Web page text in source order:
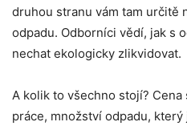
druhou stranu vám tam určitě
odpadu. Odborníci vědí, jak s
nechat ekologicky zlikvidovat.
A kolik to všechno stojí?
práce, množství odpadu,